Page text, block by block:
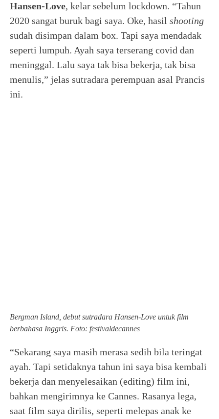
Hansen-Love, kelar sebelum lockdown. “Tahun
2020 sangat buruk bagi saya. Oke, hasil shooting
sudah disimpan dalam box. Tapi saya mendadak
seperti lumpuh. Ayah saya terserang covid dan
meninggal. Lalu saya tak bisa bekerja, tak bisa
menulis,” jelas sutradara perempuan asal Prancis
ini.
Bergman Island, debut sutradara Hansen-Love untuk film
berbahasa Inggris. Foto: festivaldecannes
“Sekarang saya masih merasa sedih bila teringat
ayah. Tapi setidaknya tahun ini saya bisa kembali
bekerja dan menyelesaikan (editing) film ini,
bahkan mengirimnya ke Cannes. Rasanya lega,
saat film saya dirilis, seperti melepas anak ke